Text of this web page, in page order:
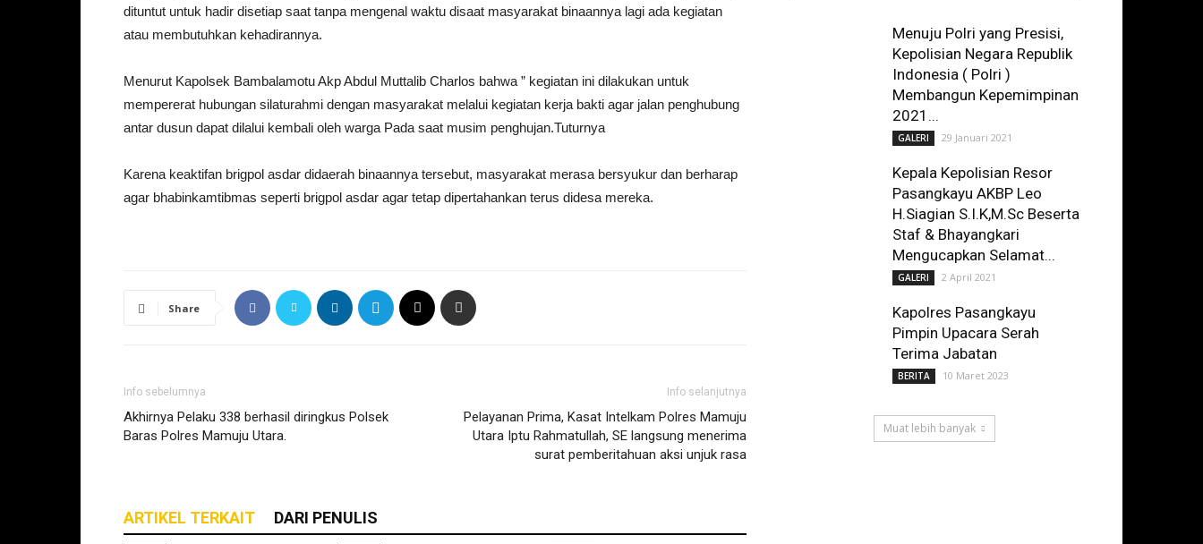
dituntut untuk hadir disetiap saat tanpa mengenal waktu disaat masyarakat binaannya lagi ada kegiatan
atau membutuhkan kehadirannya.
Menurut Kapolsek Bambalamotu Akp Abdul Muttalib Charlos bahwa ” kegiatan ini dilakukan untuk
mempererat hubungan silaturahmi dengan masyarakat melalui kegiatan kerja bakti agar jalan penghubung
antar dusun dapat dilalui kembali oleh warga Pada saat musim penghujan.Tuturnya
Karena keaktifan brigpol asdar didaerah binaannya tersebut, masyarakat merasa bersyukur dan berharap
agar bhabinkamtibmas seperti brigpol asdar agar tetap dipertahankan terus didesa mereka.
Share
Info sebelumnya
Akhirnya Pelaku 338 berhasil diringkus Polsek
Baras Polres Mamuju Utara.
Info selanjutnya
Pelayanan Prima, Kasat Intelkam Polres Mamuju
Utara Iptu Rahmatullah, SE langsung menerima
surat pemberitahuan aksi unjuk rasa
ARTIKEL TERKAIT DARI PENULIS
Menuju Polri yang Presisi,
Kepolisian Negara Republik
Indonesia ( Polri )
Membangun Kepemimpinan
2021...
GALERI 29 Januari 2021
Kepala Kepolisian Resor
Pasangkayu AKBP Leo
H.Siagian S.I.K,M.Sc Beserta
Staf & Bhayangkari
Mengucapkan Selamat...
GALERI 2 April 2021
Kapolres Pasangkayu
Pimpin Upacara Serah
Terima Jabatan
BERITA 10 Maret 2023
Muat lebih banyak